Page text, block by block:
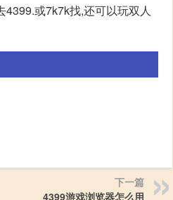
或7k7k找,还可以玩双人
下一篇
4399游戏浏览器怎么用